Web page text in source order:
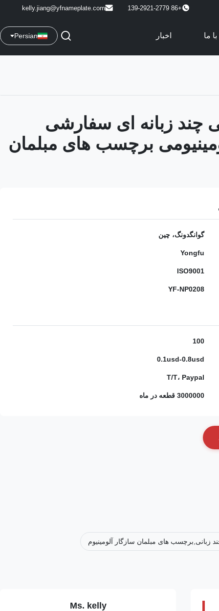
+86 139-2921-2779
kelly.jiang@yfnameplate.com
ما اخبار Persian
چند زبانه ای سفارشی
برچسب های مبلمان
گوانگدونگ، چین
Yongfu
ISO9001
YF-NP0208
100
0.1usd-0.8usd
T/T، Paypal
3000000 قطعه در ماه
های مبلمان سازگار آلومینیوم
Ms. kelly